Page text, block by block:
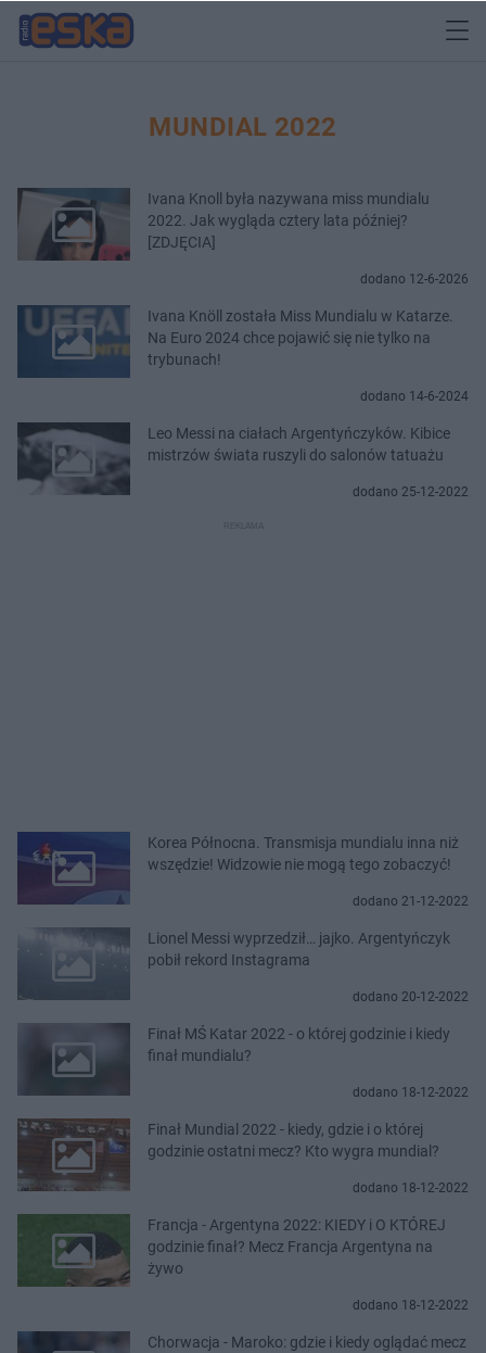
MUNDIAL 2022
Ivana Knoll była nazywana miss mundialu
2022. Jak wygląda cztery lata później?
[ZDJĘCIA]
dodano 12-6-2026
Ivana Knöll została Miss Mundialu w Katarze.
Na Euro 2024 chce pojawić się nie tylko na
trybunach!
dodano 14-6-2024
Leo Messi na ciałach Argentyńczyków. Kibice
mistrzów świata ruszyli do salonów tatuażu
dodano 25-12-2022
Korea Północna. Transmisja mundialu inna niż
wszędzie! Widzowie nie mogą tego zobaczyć!
dodano 21-12-2022
Lionel Messi wyprzedził… jajko. Argentyńczyk
pobił rekord Instagrama
dodano 20-12-2022
Finał MŚ Katar 2022 - o której godzinie i kiedy
finał mundialu?
dodano 18-12-2022
Finał Mundial 2022 - kiedy, gdzie i o której
godzinie ostatni mecz? Kto wygra mundial?
dodano 18-12-2022
Francja - Argentyna 2022: KIEDY i O KTÓREJ
godzinie finał? Mecz Francja Argentyna na
żywo
dodano 18-12-2022
Chorwacja - Maroko: gdzie i kiedy oglądać mecz